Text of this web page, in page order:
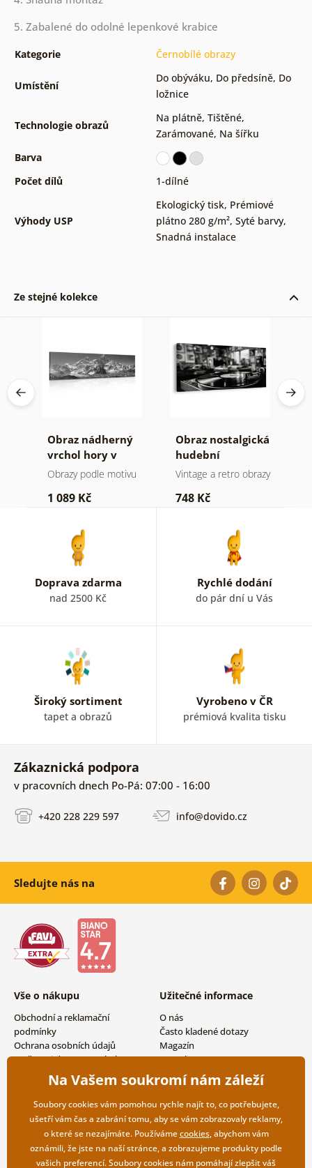
5. Zabalené do odolné lepenkové krabice
Kategorie Černobílé obrazy
Umístění
Do obýváku, Do předsíně, Do
ložnice
Technologie obrazů
Na plátně, Tištěné,
Zarámované, Na šířku
Barva
Počet dílů
1-dílné
Výhody USP
Ekologický tisk, Prémiové
plátno 280 g/m², Syté barvy,
Snadná instalace
Ze stejné kolekce
Obraz nádherný
vrchol hory v
černobílém
Obrazy podle motivu
1 089 Kč
Obraz nostalgická
hudební
atmosféra
Vintage a retro obrazy
748 Kč
Doprava zdarma
nad 2500 Kč
Rychlé dodání
do pár dní u Vás
Široký sortiment
tapet a obrazů
Vyrobeno v ČR
prémiová kvalita tisku
Zákaznická podpora
v pracovních dnech Po-Pá: 07:00 - 16:00
+420 228 229 597 info@dovido.cz
Sledujte nás na
Vše o nákupu
Obchodní a reklamační
podmínky
Ochrana osobních údajů
Možnosti dopravy a platby
Vrácení zboží
Užitečné informace
O nás
Často kladené dotazy
Magazín
Kontakty
Velkoobchodní spolupráce
Na Vašem soukromí nám záleží
Soubory cookies vám pomohou rychle najít to, co potřebujete,
ušetří vám čas a zabrání tomu, aby se vám zobrazovaly reklamy,
o které se nezajímáte. Používámecookies, abychom vám
oznámili, že jste na naší stránce, a zobrazujeme produkty podle
vašich preferencí. Soubory cookies nám pomáhají zlepšit váš